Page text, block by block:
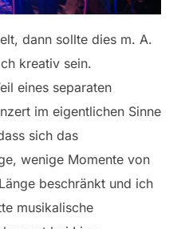
dann sollte dies m. A.
kreativ sein.
eines separaten
im eigentlichen Sinne
sich das
wenige Momente von
beschränkt und ich
musikalische